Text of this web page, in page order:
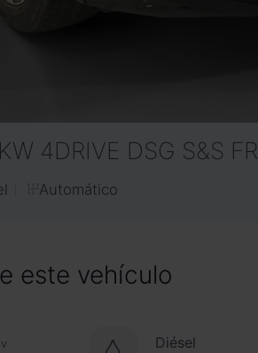
4DRIVE DSG S&S FR
Automático
este vehículo
Diésel